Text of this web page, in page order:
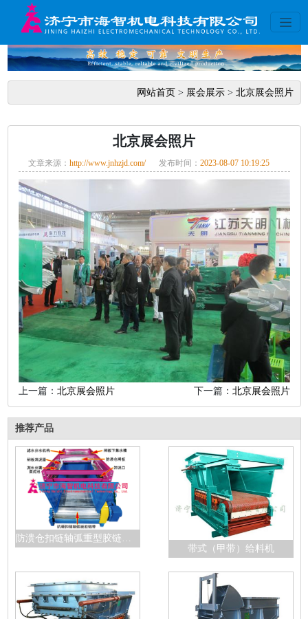
网站首页> 展会展示> 北京展会照片
北京展会照片
文章来源： http://www.jnhzjd.com/ 发布时间： 2023-08-07 10:19:25
上一篇： 北京展会照片 下一篇： 北京展会照片
推荐产品
带式（甲带）给料机